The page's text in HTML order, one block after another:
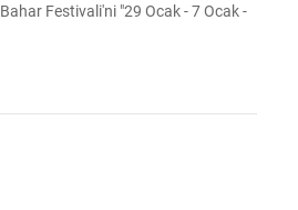
Festivali'ni "29 Ocak - 7 Ocak -
Herhangi bir sipariş kabul
8 Şubat'a kadar işleme